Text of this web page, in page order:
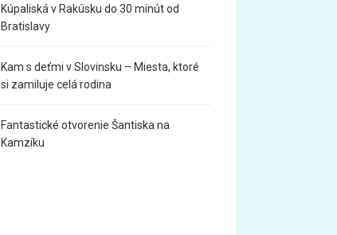
Kúpaliská v Rakúsku do 30 minút od
Bratislavy
Kam s deťmi v Slovinsku – Miesta, ktoré
si zamiluje celá rodina
Fantastické otvorenie Šantiska na
Kamzíku